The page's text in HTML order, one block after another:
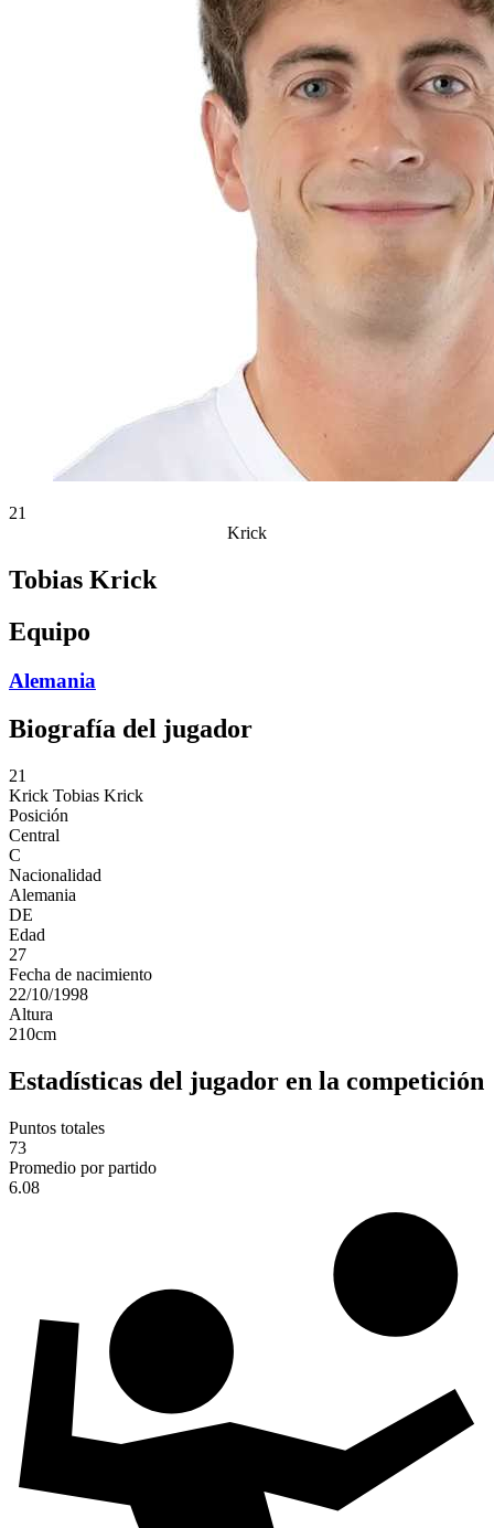
21
Krick
Tobias Krick
Equipo
Alemania
Biografía del jugador
21
Krick Tobias Krick
Posición
Central
C
Nacionalidad
Alemania
DE
Edad
27
Fecha de nacimiento
22/10/1998
Altura
210cm
Estadísticas del jugador en la competición
Puntos totales
73
Promedio por partido
6.08